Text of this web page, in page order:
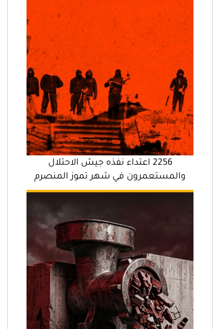
2256 اعتداء نفذه جيش الاحتلال
والمستعمرون في شهر تموز المنصرم